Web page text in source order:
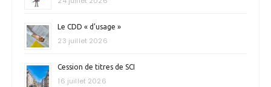
Le CDD « d’usage »
23 juillet 2026
Cession de titres de SCI
16 juillet 2026